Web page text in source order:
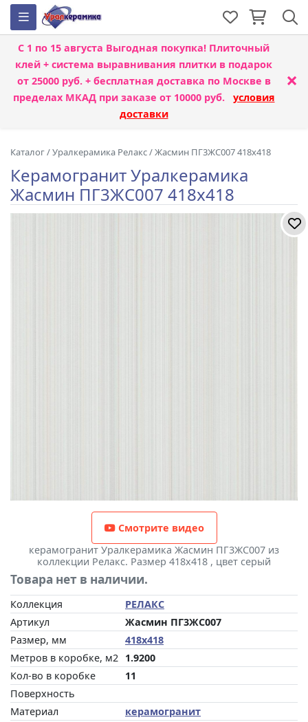
С 1 по 15 августа Выгодная покупка! Плиточный
клей + система выравнивания плитки в подарок
от 25000 руб. + бесплатная доставка по Москве в
пределах МКАД при заказе от 10000 руб. условия
доставки
×
Каталог/Уралкерамика Релакс/Жасмин ПГ3ЖС007 418x418
Керамогранит Уралкерамика
Жасмин ПГ3ЖС007 418x418
Смотрите видео
керамогранит Уралкерамика Жасмин ПГ3ЖС007 из
коллекции Релакс. Размер 418x418 , цвет серый
Товара нет в наличии.
Коллекция
РЕЛАКС
Артикул
Жасмин ПГ3ЖС007
Размер, мм
418x418
Метров в коробке, м2 1.9200
Кол-во в коробке
11
Поверхность
Материал
керамогранит